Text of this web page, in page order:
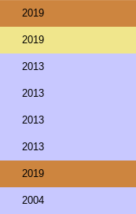
2019
2019
2013
2013
2013
2013
2019
2004